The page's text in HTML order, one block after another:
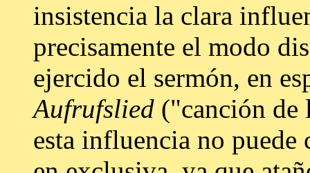
insistencia la clara
precisamente el modo
ejercido el sermón, en
Aufrufslied ("canción de
esta influencia no